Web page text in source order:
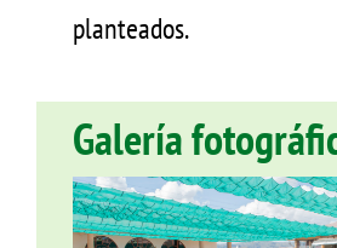
planteados.
Galería